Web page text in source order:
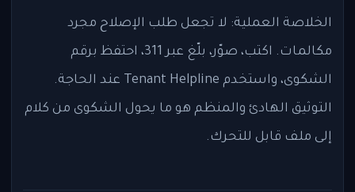
الخلاصة العملية: لا تجعل طلب الإصلاح مجرد
مكالمات. اكتب، صوّر، بلّغ عبر 311، احتفظ برقم
الشكوى، واستخدم Tenant Helpline عند الحاجة.
التوثيق الهادئ والمنظم هو ما يحول الشكوى من كلام
إلى ملف قابل للتحرك.